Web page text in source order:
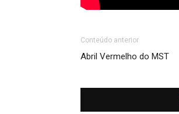
Conteúdo anterior
Abril Vermelho do MST